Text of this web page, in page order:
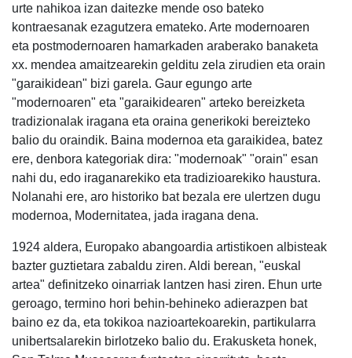
urte nahikoa izan daitezke mende oso bateko
kontraesanak ezagutzera emateko. Arte modernoaren
eta postmodernoaren hamarkaden araberako banaketa
xx. mendea amaitzearekin gelditu zela zirudien eta orain
"garaikidean" bizi garela. Gaur egungo arte
"modernoaren" eta "garaikidearen" arteko bereizketa
tradizionalak iragana eta oraina generikoki bereizteko
balio du oraindik. Baina modernoa eta garaikidea, batez
ere, denbora kategoriak dira: "modernoak" "orain" esan
nahi du, edo iraganarekiko eta tradizioarekiko haustura.
Nolanahi ere, aro historiko bat bezala ere ulertzen dugu
modernoa, Modernitatea, jada iragana dena.
1924 aldera, Europako abangoardia artistikoen albisteak
bazter guztietara zabaldu ziren. Aldi berean, "euskal
artea" definitzeko oinarriak lantzen hasi ziren. Ehun urte
geroago, termino hori behin-behineko adierazpen bat
baino ez da, eta tokikoa nazioartekoarekin, partikularra
unibertsalarekin birlotzeko balio du. Erakusketa honek,